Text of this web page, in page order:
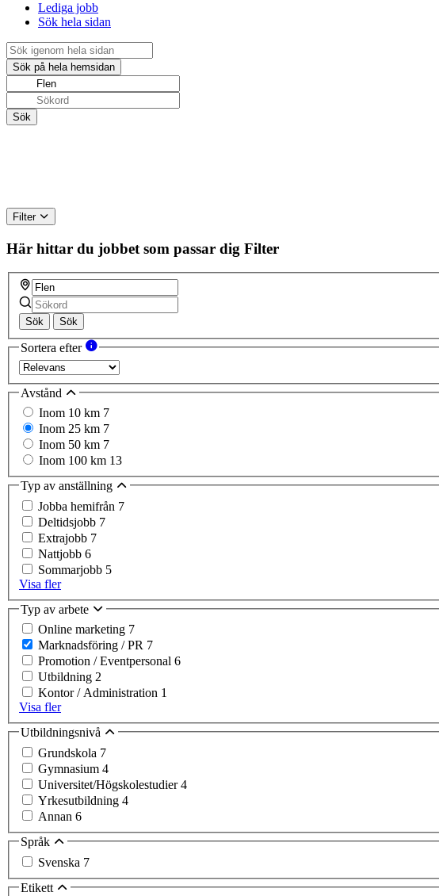
Lediga jobb
Sök hela sidan
Filter
Här hittar du jobbet som passar dig Filter
Sök Sök
Sortera efter
Avstånd
Inom 10 km 7
Inom 25 km 7
Inom 50 km 7
Inom 100 km 13
Typ av anställning
Jobba hemifrån 7
Deltidsjobb 7
Extrajobb 7
Nattjobb 6
Sommarjobb 5
Visa fler
Typ av arbete
Online marketing 7
Marknadsföring / PR 7
Promotion / Eventpersonal 6
Utbildning 2
Kontor / Administration 1
Visa fler
Utbildningsnivå
Grundskola 7
Gymnasium 4
Universitet/Högskolestudier4
Yrkesutbildning 4
Annan 6
Språk
Svenska 7
Etikett